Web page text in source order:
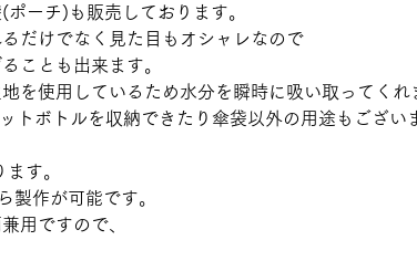
ーチ)も販売しております。
だけでなく見た目もオシャレなので
ことも出来ます。
を使用しているため水分を瞬時に吸い取ってくれ
トボトルを収納できたり傘袋以外の用途もござい
す。
製作が可能です。
用ですので、